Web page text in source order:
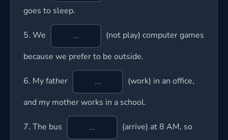
goes to sleep.
5. We
(not play) computer games
because we prefer to be outside.
6. My father
(work) in an office,
and my mother works in a school.
7. The bus
(arrive) at 8 AM, so